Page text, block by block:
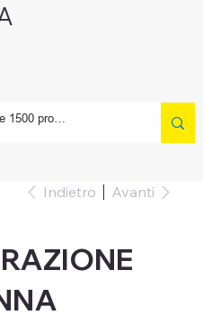
Indietro Avanti